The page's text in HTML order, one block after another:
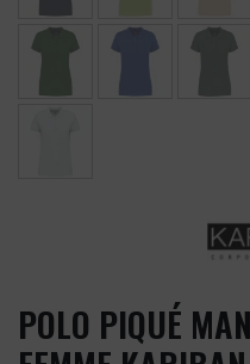
POLO PIQUÉ